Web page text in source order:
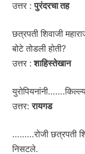
उत्तर :पुरंदरचा तह
छत्रपती शिवाजी
बोटे तोडली होती?
उत्तर :शाहिस्तेखान
उत्तर:रायगड
………रोजी छत्रपती
निसटले.